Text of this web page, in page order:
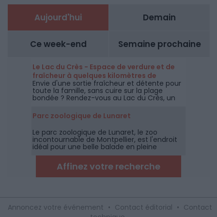
Aujourd'hui Demain
Ce week-end Semaine prochaine
Le Lac du Crès - Espace de verdure et de
fraîcheur à quelques kilomètres de
Montpellier
Envie d'une sortie fraîcheur et détente pour
toute la famille, sans cuire sur la plage
bondée ? Rendez-vous au Lac du Crès, un
gratuitement à tous et toute l'année à
quelques kilomètres de Montpellier.
Parc zoologique de Lunaret
Le parc zoologique de Lunaret, le zoo
incontournable de Montpellier, est l'endroit
idéal pour une belle balade en pleine
garrigue à la découverte des animaux des
cinq continents.
Affinez votre recherche
Annoncez votre événement • Contact éditorial • Contact